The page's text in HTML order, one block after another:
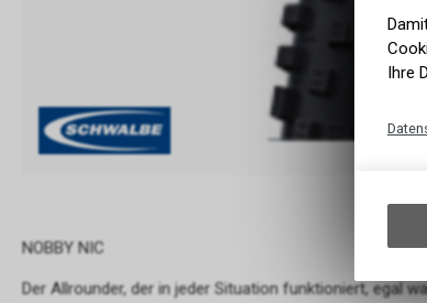
NOBBY NIC
Der Allrounder, der in jeder Situation funktioniert, egal
Ihre